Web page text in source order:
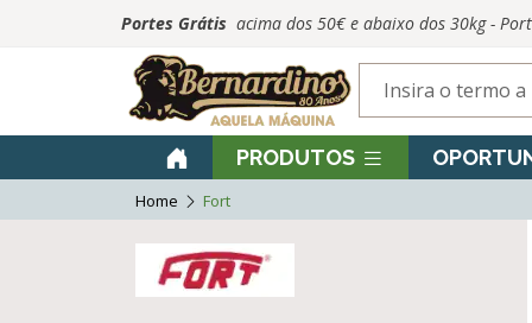
Portes Grátis acima dos 50€ e abaixo dos 30kg -
PRODUTOS
Home Fort